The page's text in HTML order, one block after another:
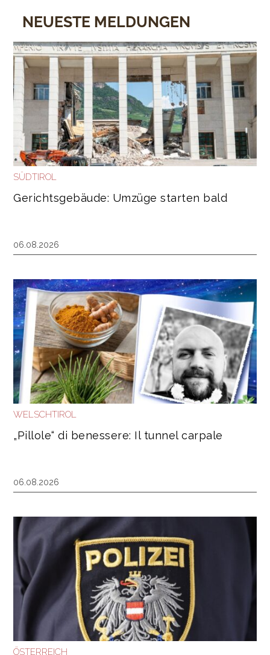
NEUESTE MELDUNGEN
SÜDTIROL
Gerichtsgebäude: Umzüge starten bald
06.08.2026
WELSCHTIROL
„Pillole“ di benessere: Il tunnel carpale
06.08.2026
ÖSTERREICH